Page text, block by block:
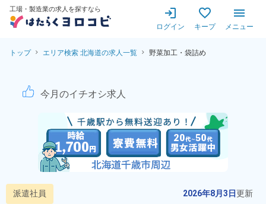
工場・製造業の求人を探すなら
ログイン キープ メニュー
トップ エリア検索 北海道の求人一覧 野菜加工・袋詰め
漬物用の野菜の洗浄やカッ
今月のイチオシ求人
派遣社員 2026年8月3日更新